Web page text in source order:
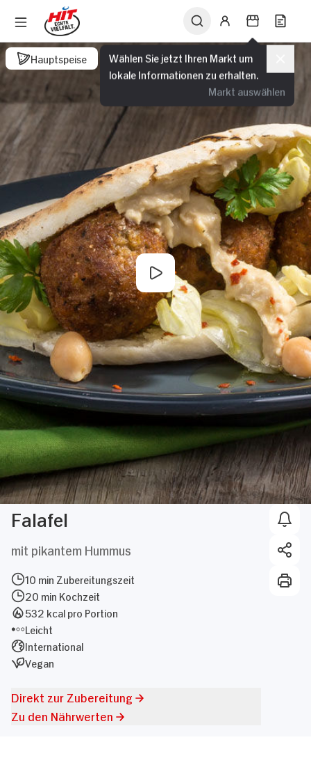
Wählen Sie jetzt Ihren Markt um
lokale Informationen zu erhalten.
Markt auswählen
Hauptspeise
Falafel
mit pikantem Hummus
10 min Zubereitungszeit
20 min Kochzeit
532 kcal pro Portion
Leicht
International
Vegan
Direkt zur Zubereitung
Zu den Nährwerten